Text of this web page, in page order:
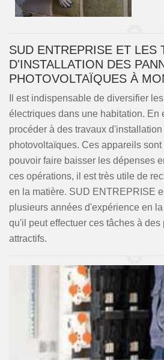
SUD ENTREPRISE ET LES
D'INSTALLATION DES
PHOTOVOLTAÏQUES À
Il est indispensable de diversifier
électriques dans une habitation. En
procéder à des travaux
photovoltaïques. Ces appareils
pouvoir faire baisser les dépenses
ces opérations, il est très utile de
en la matière. SUD ENTREPRISE
plusieurs années d'expérience en
qu'il peut effectuer ces tâches à des
attractifs.